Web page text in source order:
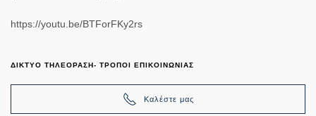
https://youtu.be/BTForFKy2rs
ΔΙΚΤΥΟ ΤΗΛΕΟΡΑΣΗ- ΤΡΟΠΟΙ ΕΠΙΚΟΙΝΩΝΙΑΣ
Καλέστε μας